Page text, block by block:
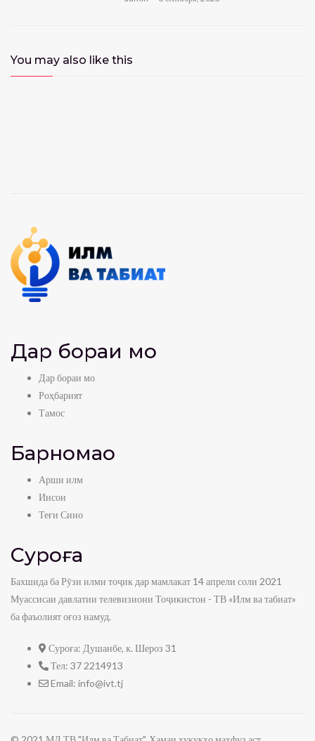
You may also like this
Дар бораи мо
Дар бораи мо
Роҳбарият
Тамос
Барномаҳо
Арши илм
Инсон
Теғи Сино
Суроға
Бахшида ба Рӯзи илми тоҷик дар мамлакат 14 апрели соли 2021
Муассисаи давлатии телевизиони Тоҷикистон - ТВ «Илм ва табиат»
ба фаъолият оғоз намуд.
Суроға: Душанбе, к. Шероз 31
Тел: 37 2214913
Email: info@ivt.tj